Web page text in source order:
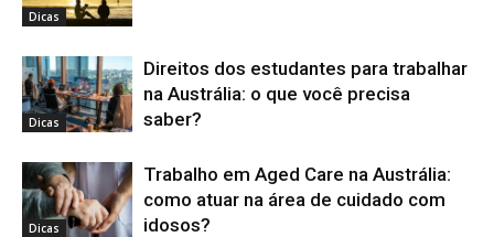
Dicas
Dicas
Direitos dos estudantes para trabalhar
na Austrália: o que você precisa
saber?
Dicas
Trabalho em Aged Care na Austrália:
como atuar na área de cuidado com
idosos?